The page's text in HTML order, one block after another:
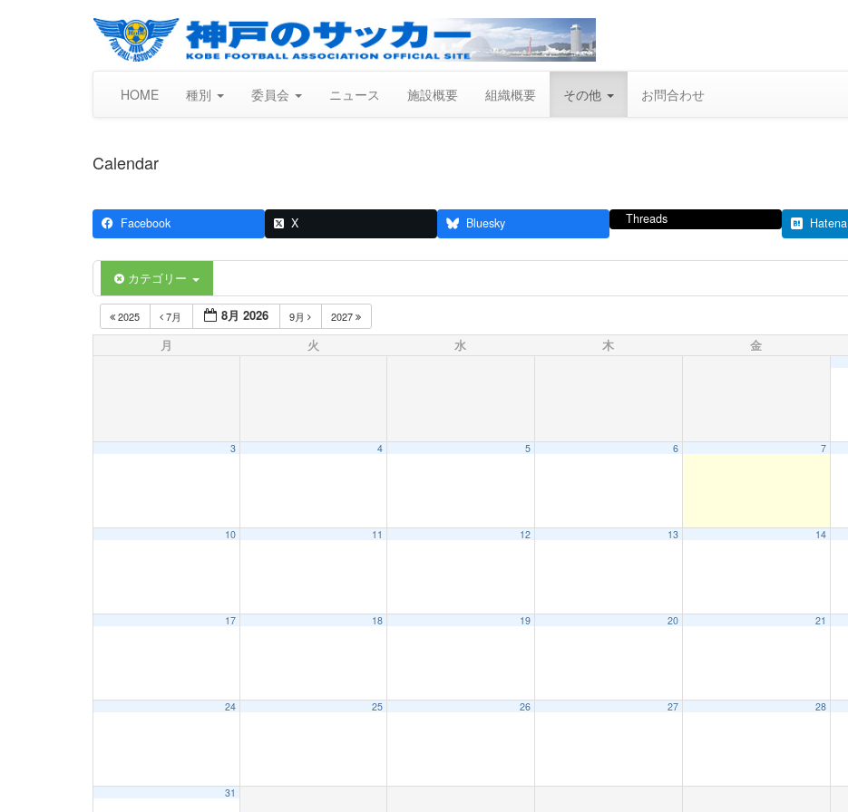
HOME 種別 委員会 ニュース 施設概要 組織概要 その他 お問合わせ
Calendar
Facebook X Bluesky Threads Hatena
カテゴリー
2025 7月 8月 2026 9月 2027
月 火 水 木 金
3 4 5 6 7
10 11 12 13 14
17 18 19 20 21
24 25 26 27 28
31